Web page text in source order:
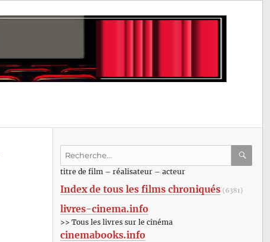
Recherche
:titre de film – réalisateur – acteur
Index de tous les films chroniqués (6381)
livres-cinema.info
>> Tous les livres sur le cinéma
cinemabooks.info